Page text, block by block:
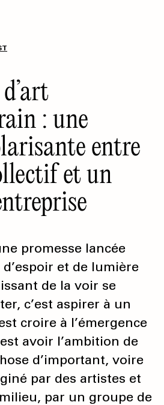
: une
entre
et un
promesse lancée
et de lumière
de la voir se
c’est aspirer à un
croire à l’émergence
avoir l’ambition de
d’important, voire
par des artistes et
par un groupe de